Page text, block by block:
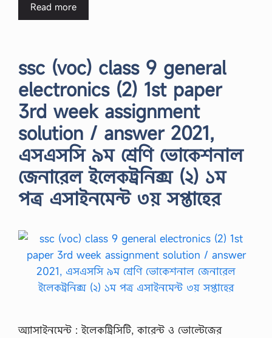
Read more
ssc (voc) class 9 general
electronics (2) 1st paper
3rd week assignment
solution / answer 2021,
এসএসসি ৯ম শ্রেণি ভোকেশনাল
জেনারেল ইলেকট্রনিক্স (২) ১ম
পত্র এসাইনমেন্ট ৩য় সপ্তাহের
অ্যাসাইনমেন্ট : ইলেকট্রিসিটি, কারেন্ট ও ভোল্টেজের